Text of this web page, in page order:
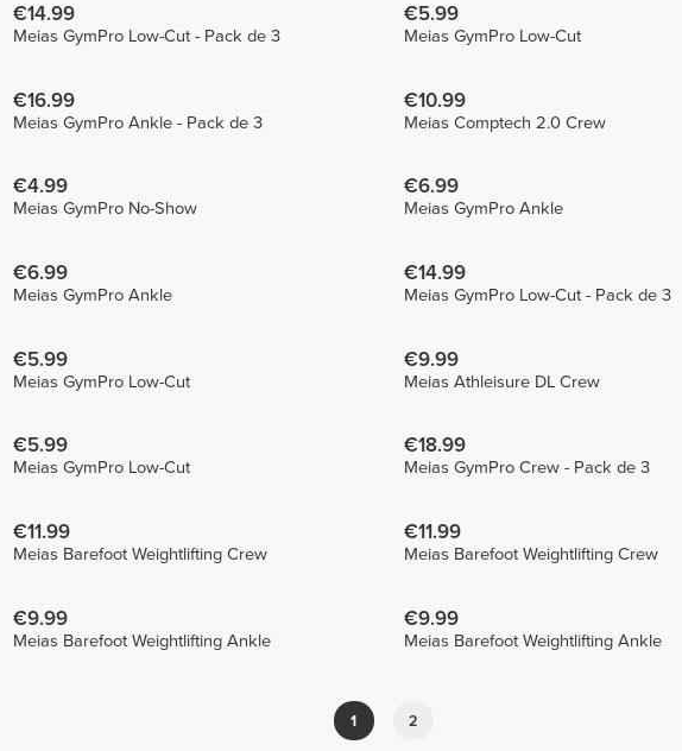
€14.99
Meias GymPro Low-Cut - Pack de 3
€5.99
Meias GymPro Low-Cut
€16.99
Meias GymPro Ankle - Pack de 3
€10.99
Meias Comptech 2.0 Crew
€4.99
Meias GymPro No-Show
€6.99
Meias GymPro Ankle
€6.99
Meias GymPro Ankle
€14.99
Meias GymPro Low-Cut - Pack de 3
€5.99
Meias GymPro Low-Cut
€9.99
Meias Athleisure DL Crew
€5.99
Meias GymPro Low-Cut
€18.99
Meias GymPro Crew - Pack de 3
€11.99
Meias Barefoot Weightlifting Crew
€11.99
Meias Barefoot Weightlifting Crew
€9.99
Meias Barefoot Weightlifting Ankle
€9.99
Meias Barefoot Weightlifting Ankle
1 2